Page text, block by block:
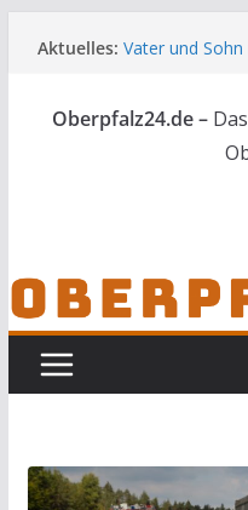
Inhalt
Aktuelles: Vater und
Audi prallt
Deutsch-
Oberpfalz24.de –